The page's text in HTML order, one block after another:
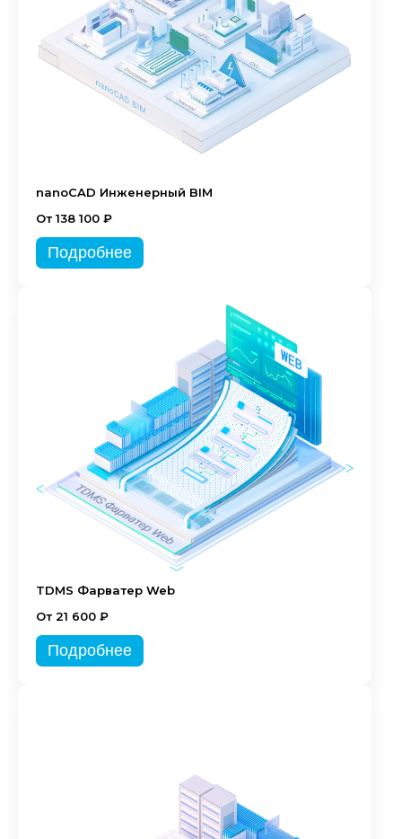
nanoCAD Инженерный BIM
От 138 100 ₽
Подробнее
TDMS Фарватер Web
От 21 600 ₽
Подробнее